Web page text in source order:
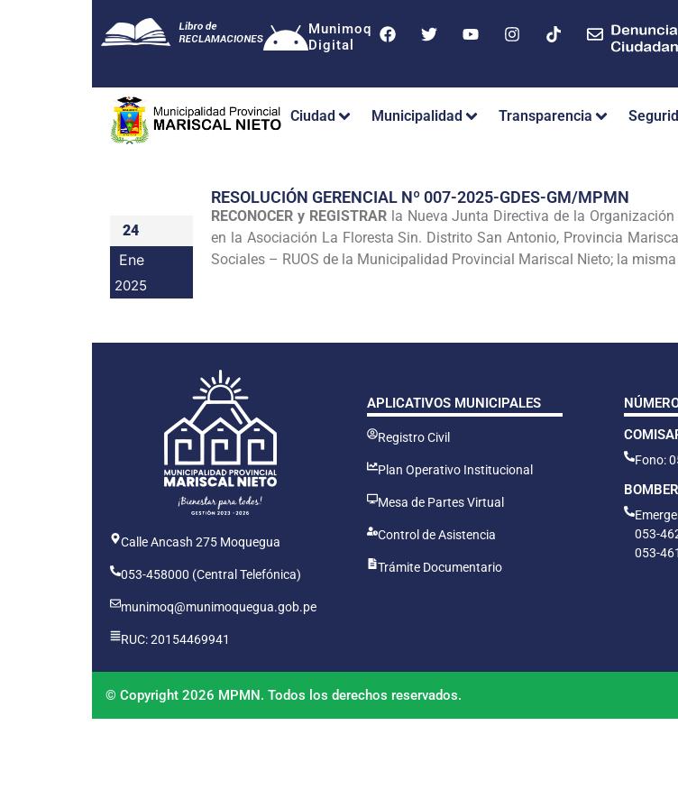
Munimoq
Digital
Ciudad Municipalidad Transparencia
24
Ene
2025
RESOLUCIÓN GERENCIAL Nº 007-2025-GDES-GM/MPMN
RECONOCER y REGISTRARla Nueva Junta Directiva de la
en la Asociación La Floresta Sin. Distrito San Antonio, Provincia
Sociales – RUOS de la Municipalidad Provincial Mariscal Nieto; la
Calle Ancash 275 Moquegua
053-458000 (Central Telefónica)
munimoq@munimoquegua.gob.pe
RUC: 20154469941
APLICATIVOS MUNICIPALES
Registro Civil
Plan Operativo Institucional
Mesa de Partes Virtual
Control de Asistencia
Trámite Documentario
Fono:
053-
053-
© Copyright 2026 MPMN. Todos los derechos reservados.